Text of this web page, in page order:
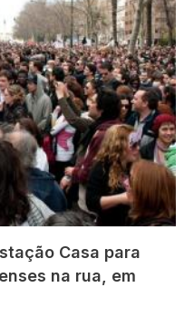
Casa para
na rua, em